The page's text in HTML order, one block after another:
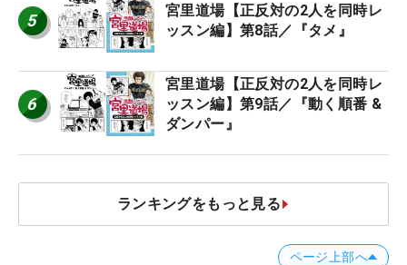
5
宮里道場【正反対の2人を同時レ
ッスン編】第8話／『タメ』
6
宮里道場【正反対の2人を同時レ
ッスン編】第9話／『動く順番 &
ダンパー』
ランキングをもっと見る
ページ上部へ